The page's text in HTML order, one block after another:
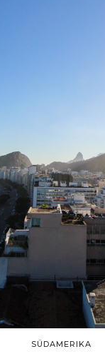
SÜDAMERIKA